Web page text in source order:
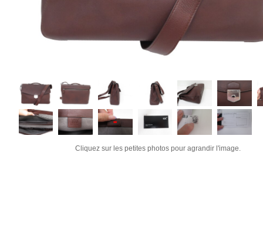
Cliquez sur les petites photos pour agrandir l'image.